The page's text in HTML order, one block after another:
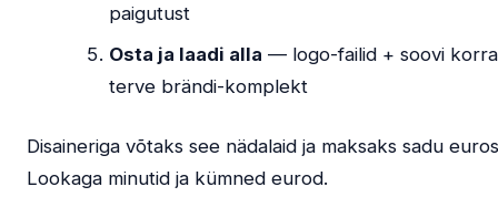
paigutust
Osta ja laadi alla — logo-failid + soovi
terve brändi-komplekt
Disaineriga võtaks see nädalaid ja maksaks sadu
Lookaga minutid ja kümned eurod.